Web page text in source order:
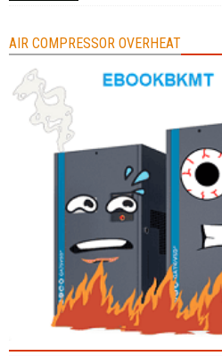
AIR COMPRESSOR OVERHEAT